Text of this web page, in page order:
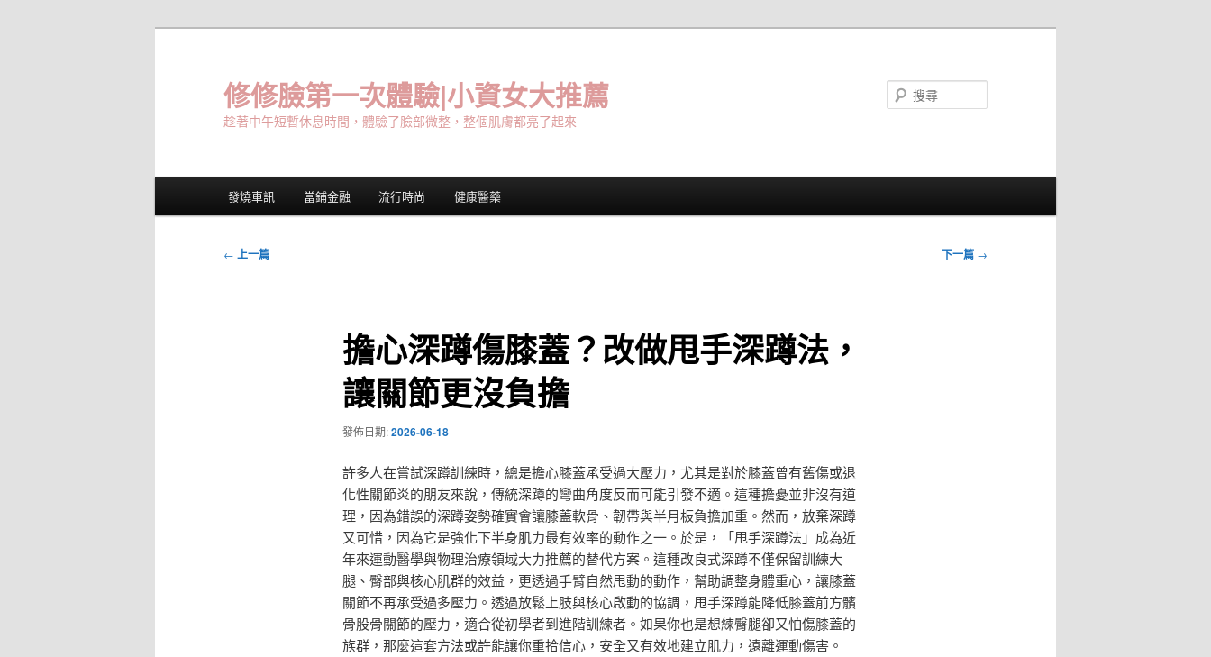
修修臉第一次體驗|小資女大推薦
趁著中午短暫休息時間，體驗了臉部微整，整個肌膚都亮了起來
發燒車訊 當鋪金融 流行時尚 健康醫藥
文
← 上一篇 下一篇 →
擔心深蹲傷膝蓋？改做甩手深蹲法，
讓關節更沒負擔
發佈日期:2026-06-18
許多人在嘗試深蹲訓練時，總是擔心膝蓋承受過大壓力，尤其是對於膝蓋曾有舊傷或退
化性關節炎的朋友來說，傳統深蹲的彎曲角度反而可能引發不適。這種擔憂並非沒有道
理，因為錯誤的深蹲姿勢確實會讓膝蓋軟骨、韌帶與半月板負擔加重。然而，放棄深蹲
又可惜，因為它是強化下半身肌力最有效率的動作之一。於是，「甩手深蹲法」成為近
年來運動醫學與物理治療領域大力推薦的替代方案。這種改良式深蹲不僅保留訓練大
腿、臀部與核心肌群的效益，更透過手臂自然甩動的動作，幫助調整身體重心，讓膝蓋
關節不再承受過多壓力。透過放鬆上肢與核心啟動的協調，甩手深蹲能降低膝蓋前方髕
骨股骨關節的壓力，適合從初學者到進階訓練者。如果你也是想練臀腿卻又怕傷膝蓋的
族群，那麼這套方法或許能讓你重拾信心，安全又有效地建立肌力，遠離運動傷害。